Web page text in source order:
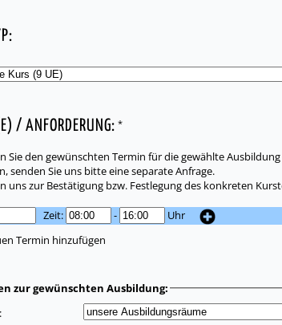
/ ANFORDERUNG: *
Sie den gewünschten Termin für die gewählte
senden Sie uns bitte eine separate Anfrage.
uns zur Bestätigung bzw. Festlegung des konkreten
Zeit: -
Uhr
Termin hinzufügen
zur gewünschten Ausbildung: